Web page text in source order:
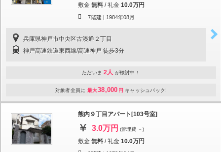
敷金 無料 /礼金 10.0万円
7階建 | 1984年08月
兵庫県神戸市中央区古湊通２丁目
神戸高速鉄道東西線/高速神戸 徒歩3分
ただいま 2人 が検討中！
対象者全員に 最大38,000 円 キャッシュバック!
熊内９丁目アパート[103号室]
3.0万円 (管理費 －)
敷金 無料 /礼金 10.0万円